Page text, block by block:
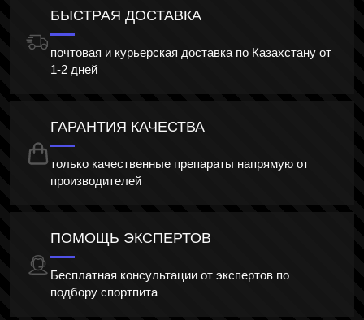
БЫСТРАЯ ДОСТАВКА
почтовая и курьерская доставка по Казахстану от
1-2 дней
ГАРАНТИЯ КАЧЕСТВА
только качественные препараты напрямую от
производителей
ПОМОЩЬ ЭКСПЕРТОВ
Бесплатная консультации от экспертов по
подбору спортпита